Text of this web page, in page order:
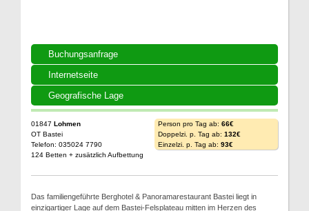
Buchungsanfrage
Internetseite
Geografische Lage
01847 Lohmen
OT Bastei
Telefon: 035024 7790
124 Betten + zusätzlich Aufbettung
Person pro Tag ab: 66€
Doppelzi. p. Tag ab: 132€
Einzelzi. p. Tag ab: 93€
Das familiengeführte Berghotel & Panoramarestaurant Bastei liegt in
einzigartiger Lage auf dem Bastei-Felsplateau mitten im Herzen des